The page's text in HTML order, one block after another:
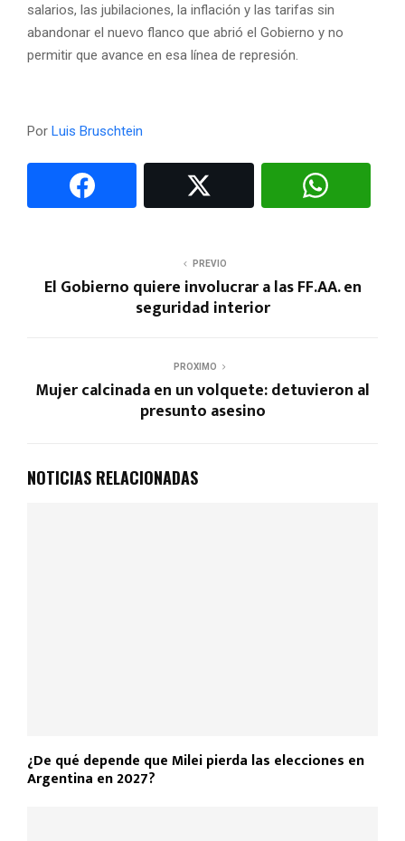
salarios, las jubilaciones, la inflación y las tarifas sin
abandonar el nuevo flanco que abrió el Gobierno y no
permitir que avance en esa línea de represión.
Por Luis Bruschtein
PREVIO
El Gobierno quiere involucrar a las FF.AA. en
seguridad interior
PROXIMO
Mujer calcinada en un volquete: detuvieron al
presunto asesino
NOTICIAS RELACIONADAS
¿De qué depende que Milei pierda las elecciones en
Argentina en 2027?